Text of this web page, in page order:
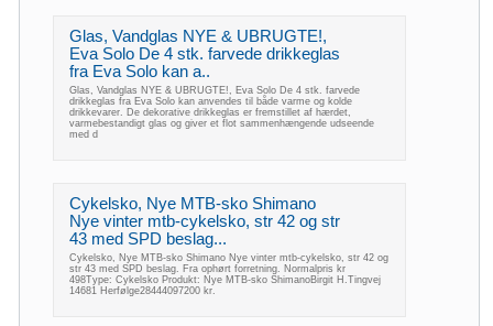
Glas, Vandglas NYE & UBRUGTE!,
Eva Solo De 4 stk. farvede drikkeglas
fra Eva Solo kan a..
Glas, Vandglas NYE & UBRUGTE!, Eva Solo De 4 stk. farvede
drikkeglas fra Eva Solo kan anvendes til både varme og kolde
drikkevarer. De dekorative drikkeglas er fremstillet af hærdet,
varmebestandigt glas og giver et flot sammenhængende udseende
med d
Cykelsko, Nye MTB-sko Shimano
Nye vinter mtb-cykelsko, str 42 og str
43 med SPD beslag...
Cykelsko, Nye MTB-sko Shimano Nye vinter mtb-cykelsko, str 42 og
str 43 med SPD beslag. Fra ophørt forretning. Normalpris kr
498Type: Cykelsko Produkt: Nye MTB-sko ShimanoBirgit H.Tingvej
14681 Herfølge28444097200 kr.